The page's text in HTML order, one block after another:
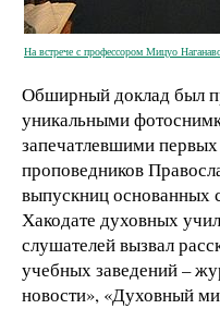
На встрече с профессором Мицуо
Обширный доклад был
уникальными
запечатлевшими
проповедников
выпускниц основанных
Хакодате духовных
слушателей вызвал
учебных заведений –
новости», «Духовный